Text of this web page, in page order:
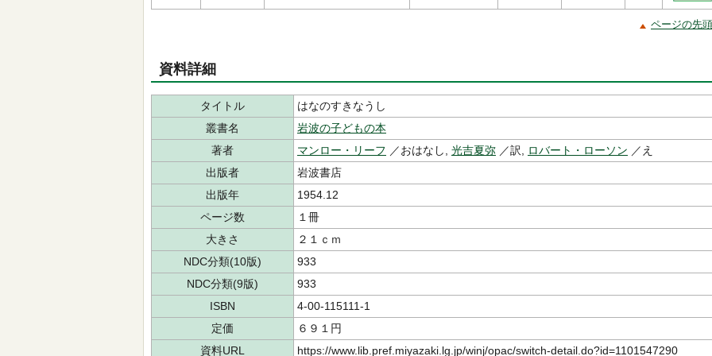
ページの先
資料詳細
タイトル
はなのすきなうし
叢書名
岩波の子どもの本
著者
マンロー・リーフ ／おはなし, 光吉夏弥 ／訳, ロバート・ローソン ／え
出版者
岩波書店
出版年
1954.12
ページ数
１冊
大きさ
２１ｃｍ
NDC分類(10版)
933
NDC分類(9版)
933
ISBN
4-00-115111-1
定価
６９１円
資料URL
https://www.lib.pref.miyazaki.lg.jp/winj/opac/switch-detail.do?id=1101547290